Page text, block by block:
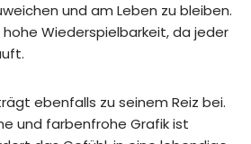
und am Leben zu bleiben.
Wiederspielbarkeit, da jeder
ebenfalls zu seinem Reiz bei.
und farbenfrohe Grafik ist